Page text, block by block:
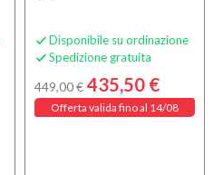
 Disponibile su ordinazione
 Spedizione gratuita
449,00 € 435,50 €
Offerta valida fino al 14/08